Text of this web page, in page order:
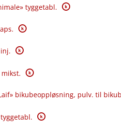
tyggetabl. K
K
K
K
bikubeoppløsning, pulv. til
K